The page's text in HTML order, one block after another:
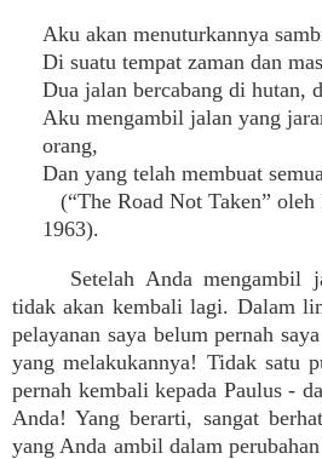
Aku akan menuturkannya
Di suatu tempat zaman dan
Dua jalan bercabang di hutan,
Aku mengambil jalan yang
orang,
Dan yang telah membuat
(“The Road Not Taken”
1963).
Setelah Anda mengambil
tidak akan kembali lagi. Dalam
pelayanan saya belum pernah
yang melakukannya! Tidak satu
pernah kembali kepada Paulus -
Anda! Yang berarti, sangat
yang Anda ambil dalam